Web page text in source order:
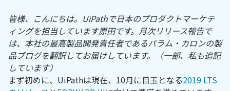
皆様、こんにちは。UiPathで日本のプロダクトマーケテ
ィングを担当しています原田です。月次リリース報告で
は、本社の最高製品開発責任者であるパラム・カロンの製
品ブログを翻訳してお届けしています。（一部、私も追記
しています）
まず初めに、UiPathは現在、10月に目玉となる2019 LTS